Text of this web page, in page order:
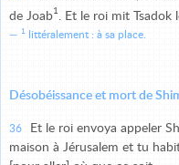
de Joab1 . Et le roi mit
1 littéralement : à sa place.
Désobéissance et mort de
36
Et le roi envoya appeler
maison à Jérusalem et tu